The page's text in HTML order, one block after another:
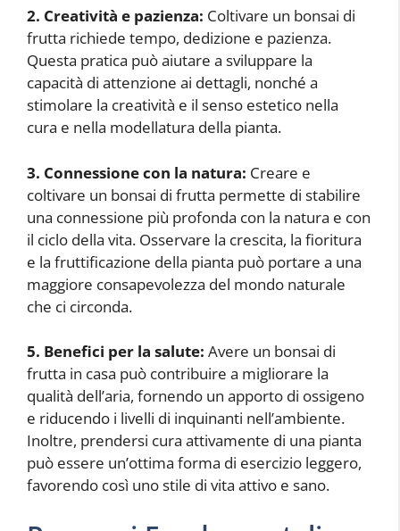
2. Creatività e pazienza: Coltivare un bonsai di
frutta richiede tempo, dedizione e pazienza.
Questa pratica può aiutare a sviluppare la
capacità di attenzione ai dettagli, nonché a
stimolare la creatività e il senso estetico nella
cura e nella modellatura della pianta.
3. Connessione con la natura: Creare e
coltivare un bonsai di frutta permette di stabilire
una connessione più profonda con la natura e con
il ciclo della vita. Osservare la crescita, la fioritura
e la fruttificazione della pianta può portare a una
maggiore consapevolezza del mondo naturale
che ci circonda.
5. Benefici per la salute: Avere un bonsai di
frutta in casa può contribuire a migliorare la
qualità dell’aria, fornendo un apporto di ossigeno
e riducendo i livelli di inquinanti nell’ambiente.
Inoltre, prendersi cura attivamente di una pianta
può essere un’ottima forma di esercizio leggero,
favorendo così uno stile di vita attivo e sano.